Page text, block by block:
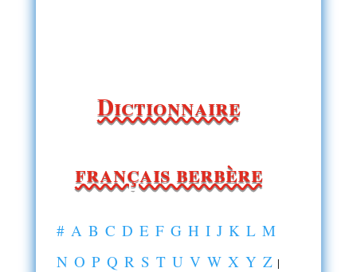
Dictionnaire
français berbère
# A B C D E F G H I J K L M
N O P Q R S T U V W X Y Z |